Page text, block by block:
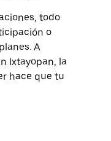
todo
o
A
Ixtayopan, la
hace que tu